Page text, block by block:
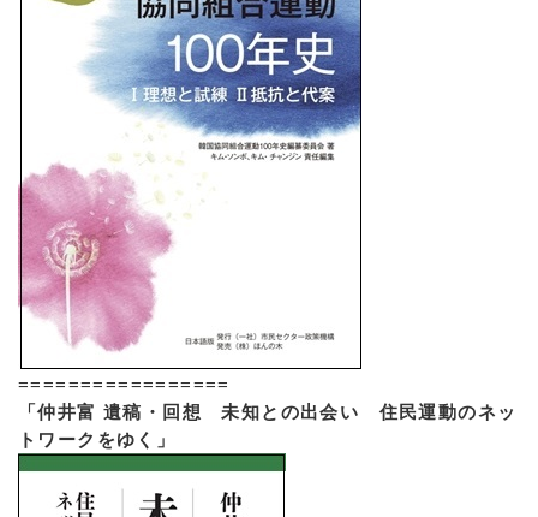
=================
「仲井富 遺稿・回想 未知との出会い 住民運動のネッ
トワークをゆく」